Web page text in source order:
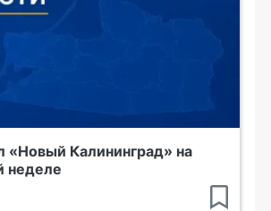
«Новый Калининград» на
неделе